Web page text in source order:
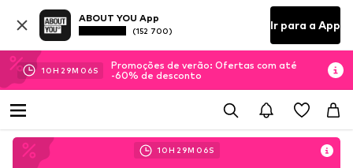
ABOUT YOU App
(152 700) Ir para a App
10H 29M 05S
Promoções de verão: Ofertas com até
-60% de desconto
10H 29M 05S